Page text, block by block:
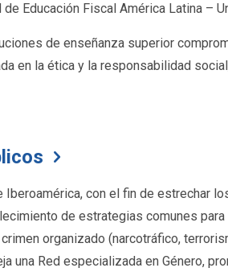
Educación Fiscal América Latina –
de enseñanza superior
en la ética y la responsabilidad
con el fin de estrechar
de estrategias comunes
organizado (narcotráfico,
Red especializada en Género,